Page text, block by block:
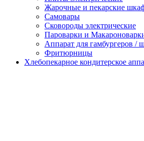
Жарочные и пекарские
Самовары
Сковороды электрические
Пароварки и
Аппарат для гамбургеров /
Фритюрницы
Хлебопекарное кондитерское